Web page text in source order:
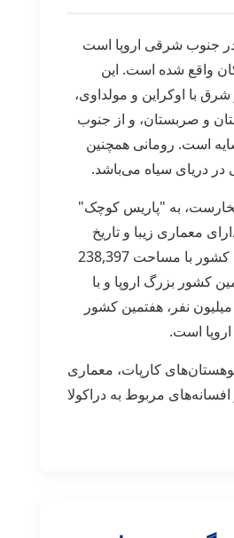
جنوب شرقی اروپا است
واقع شده است. این
با اوکراین و مولداوی،
و صربستان، و از جنوب
است. رومانی همچنین
دریای سیاه می‌باشد.
به "پاریس کوچک"
معماری زیبا و تاریخ
غنی می‌باشد. این کشور با مساحت 238,397
کشور بزرگ اروپا و با
جمعیت حدود 19 میلیون نفر، هفتمین کشور
است.
کارپات، معماری
مربوط به دراکولا